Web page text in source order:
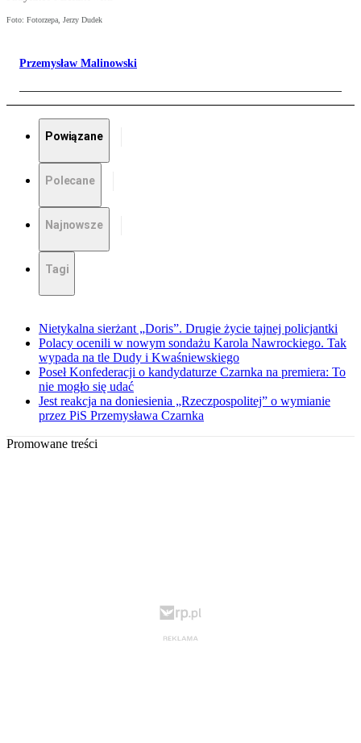
Foto: Fotorzepa, Jerzy Dudek
Przemysław Malinowski
Powiązane
Polecane
Najnowsze
Tagi
Nietykalna sierżant „Doris”. Drugie życie tajnej policjantki
Polacy ocenili w nowym sondażu Karola Nawrockiego. Tak
wypada na tle Dudy i Kwaśniewskiego
Poseł Konfederacji o kandydaturze Czarnka na premiera: To
nie mogło się udać
Jest reakcja na doniesienia „Rzeczpospolitej” o wymianie
przez PiS Przemysława Czarnka
Promowane treści